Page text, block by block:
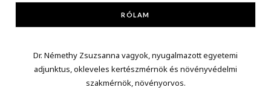
RÓLAM
Dr. Némethy Zsuzsanna vagyok, nyugalmazott egyetemi
adjunktus, okleveles kertészmérnök és növényvédelmi
szakmérnök, növényorvos.